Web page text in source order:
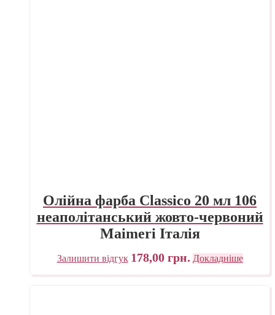
Олійна фарба Classico 20 мл 106
неаполітанський жовто-червоний
Maimeri Італія
Залишити відгук 178,00 грн. Докладніше